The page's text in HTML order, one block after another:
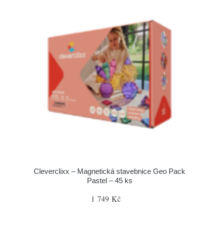
Cleverclixx – Magnetická stavebnice Geo Pack
Pastel – 45 ks
1 749 Kč